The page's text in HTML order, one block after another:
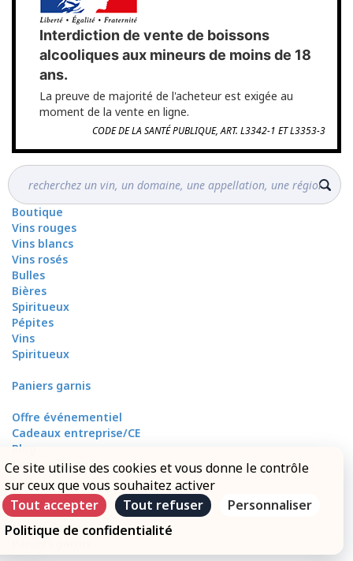
Interdiction de vente de boissons
alcooliques aux mineurs de moins de 18
ans.
La preuve de majorité de l'acheteur est exigée au
moment de la vente en ligne.
CODE DE LA SANTÉ PUBLIQUE, ART. L3342-1 ET L3353-3
Boutique
Vins rouges
Vins blancs
Vins rosés
Bulles
Bières
Spiritueux
Pépites
Vins
Spiritueux
Paniers garnis
Offre événementiel
Cadeaux entreprise/CE
Blog
Contactez-nous
FAQ
Mon compte
Mes livraisons
Mon paiement
Ce site utilise des cookies et vous donne le contrôle
sur ceux que vous souhaitez activer
Tout accepter
Tout refuser
Personnaliser
Politique de confidentialité